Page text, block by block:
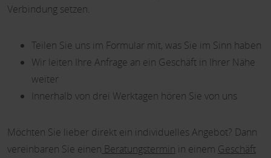
Verbindung setzen.
Teilen Sie uns im Formular mit, was Sie im Sinn haben
Wir leiten Ihre Anfrage an ein Geschäft in Ihrer Nähe
weiter
Innerhalb von drei Werktagen hören Sie von uns
Möchten Sie lieber direkt ein individuelles Angebot? Dann
vereinbaren Sie einen Beratungstermin in einem Geschäft